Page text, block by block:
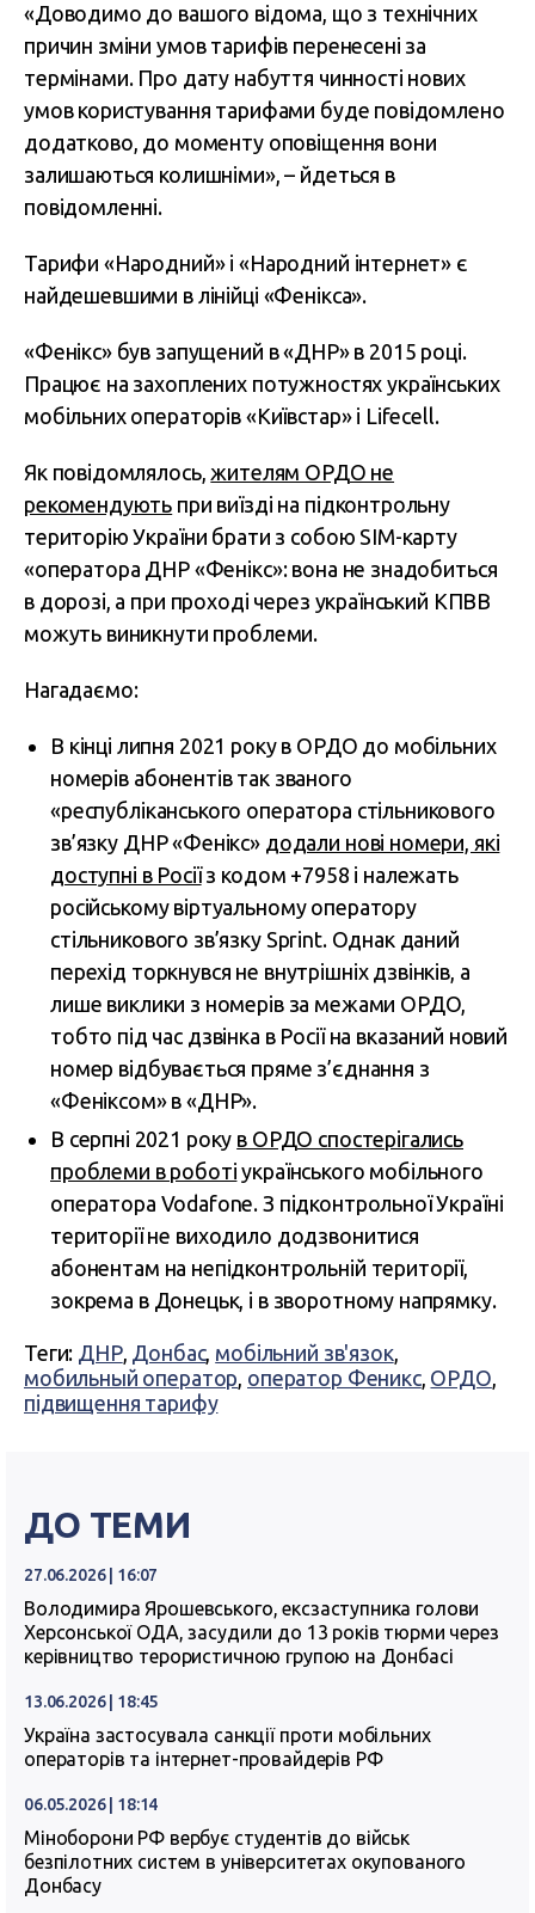
«Доводимо до вашого відома, що з технічних
причин зміни умов тарифів перенесені за
термінами. Про дату набуття чинності нових
умов користування тарифами буде повідомлено
додатково, до моменту оповіщення вони
залишаються колишніми», – йдеться в
повідомленні.
Тарифи «Народний» і «Народний інтернет» є
найдешевшими в лінійці «Фенікса».
«Фенікс» був запущений в «ДНР» в 2015 році.
Працює на захоплених потужностях українських
мобільних операторів «Київстар» і Lifecell.
Як повідомлялось, жителям ОРДО не
рекомендують при виїзді на підконтрольну
територію України брати з собою SIM-карту
«оператора ДНР «Фенікс»: вона не знадобиться
в дорозі, а при проході через український КПВВ
можуть виникнути проблеми.
Нагадаємо:
В кінці липня 2021 року в ОРДО до мобільних
номерів абонентів так званого
«республіканського оператора стільникового
зв’язку ДНР «Фенікс» додали нові номери, які
доступні в Росіїз кодом +7958 і належать
російському віртуальному оператору
стільникового зв’язку Sprint. Однак даний
перехід торкнувся не внутрішніх дзвінків, а
лише виклики з номерів за межами ОРДО,
тобто під час дзвінка в Росії на вказаний новий
номер відбувається пряме з’єднання з
«Феніксом» в «ДНР».
В серпні 2021 року в ОРДО спостерігались
проблеми в роботі українського мобільного
оператора Vodafone. З підконтрольної Україні
території не виходило додзвонитися
абонентам на непідконтрольній території,
зокрема в Донецьк, і в зворотному напрямку.
Теги: ДНР, Донбас, мобільний зв'язок,
мобильный оператор, оператор Феникс, ОРДО,
підвищення тарифу
ДО ТЕМИ
27.06.2026 | 16:07
Володимира Ярошевського, ексзаступника голови
Херсонської ОДА, засудили до 13 років тюрми через
керівництво терористичною групою на Донбасі
13.06.2026 | 18:45
Україна застосувала санкції проти мобільних
операторів та інтернет-провайдерів РФ
06.05.2026 | 18:14
Міноборони РФ вербує студентів до військ
безпілотних систем в університетах окупованого
Донбасу